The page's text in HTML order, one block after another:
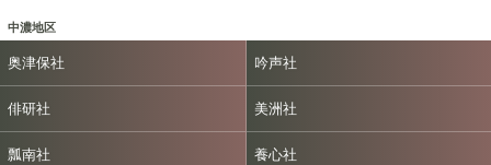
中濃地区
奥津保社 吟声社
俳研社 美洲社
瓢南社 養心社